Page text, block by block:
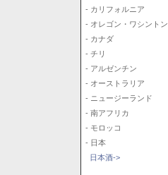
- カリフォルニア
- オレゴン・ワシントン
- カナダ
- チリ
- アルゼンチン
- オーストラリア
- ニュージーランド
- 南アフリカ
- モロッコ
- 日本
日本酒->